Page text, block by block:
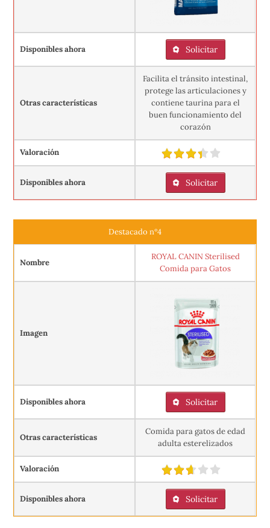
Disponibles ahora Solicitar
Otras características
Facilita el tránsito intestinal,
protege las articulaciones y
contiene taurina para el
buen funcionamiento del
corazón
Valoración
Disponibles ahora Solicitar
Destacado nº4
Nombre
ROYAL CANIN Sterilised
Comida para Gatos
Imagen
Disponibles ahora Solicitar
Otras características
Comida para gatos de edad
adulta esterelizados
Valoración
Disponibles ahora Solicitar